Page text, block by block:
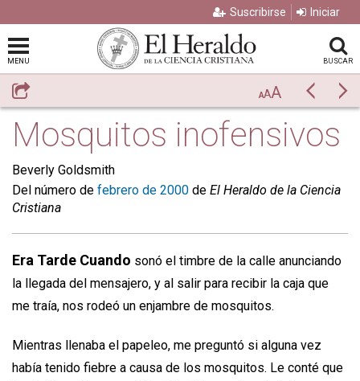
Suscribirse Iniciar
MENU BUSCAR
Compartir AAA Previo
Mosquitos inofensivos
Beverly Goldsmith
Del número de febrero de 2000 de El Heraldo de la Ciencia
Cristiana
Era Tarde Cuando sonó el timbre de la calle anunciando
la llegada del mensajero, y al salir para recibir la caja que
me traía, nos rodeó un enjambre de mosquitos.
Mientras llenaba el papeleo, me preguntó si alguna vez
había tenido fiebre a causa de los mosquitos. Le conté que